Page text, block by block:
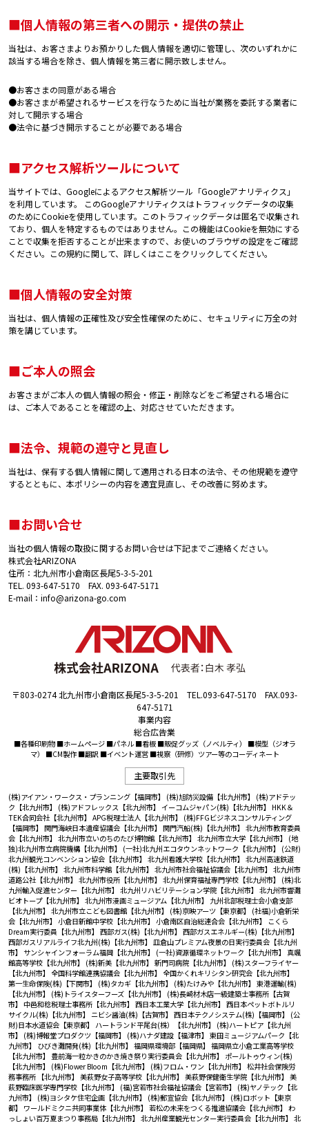
■個人情報の第三者への開示・提供の禁止
当社は、お客さまよりお預かりした個人情報を適切に管理し、次のいずれかに
該当する場合を除き、個人情報を第三者に開示致しません。
●お客さまの同意がある場合
●お客さまが希望されるサービスを行なうために当社が業務を委託する業者に
対して開示する場合
●法令に基づき開示することが必要である場合
■アクセス解析ツールについて
当サイトでは、Googleによるアクセス解析ツール「Googleアナリティクス」
を利用しています。 このGoogleアナリティクスはトラフィックデータの収集
のためにCookieを使用しています。このトラフィックデータは匿名で収集され
ており、個人を特定するものではありません。この機能はCookieを無効にする
ことで収集を拒否することが出来ますので、お使いのブラウザの設定をご確認
ください。この規約に関して、詳しくはここをクリックしてください。
■個人情報の安全対策
当社は、個人情報の正確性及び安全性確保のために、セキュリティに万全の対
策を講じています。
■ご本人の照会
お客さまがご本人の個人情報の照会・修正・削除などをご希望される場合に
は、ご本人であることを確認の上、対応させていただきます。
■法令、規範の遵守と見直し
当社は、保有する個人情報に関して適用される日本の法令、その他規範を遵守
するとともに、本ポリシーの内容を適宜見直し、その改善に努めます。
■お問い合せ
当社の個人情報の取扱に関するお問い合せは下記までご連絡ください。
株式会社ARIZONA
住所：北九州市小倉南区長尾5-3-5-201
TEL. 093-647-5170 FAX. 093-647-5171
E-mail：info@arizona-go.com
〒803-0274 北九州市小倉南区長尾5-3-5-201 TEL.093-647-5170 FAX.093-
647-5171
事業内容
総合広告業
■各種印刷物 ■ホームページ ■パネル ■看板 ■販促グッズ（ノベルティ） ■模型（ジオラ
マ） ■CM製作 ■翻訳 ■イベント運営 ■視察（研修）ツアー等のコーディネート
主要取引先
(株)アイアン・ワークス・プランニング【福岡市】 (株)旭防災設備【北九州市】 (株)アドテッ
ク【北九州市】 (株)アドフレックス【北九州市】 イーコムジャパン(株)【北九州市】 HKK＆
TEK合同会社【北九州市】 APG税理士法人【北九州市】 (株)FFGビジネスコンサルティング
【福岡市】 関門海峡日本遺産協議会【北九州市】 関門汽船(株)【北九州市】 北九州市教育委員
会【北九州市】 北九州市立いのちのたび博物館【北九州市】 北九州市立大学【北九州市】 (地
独)北九州市立病院機構【北九州市】 (一社)北九州エコタウンネットワーク【北九州市】 (公財)
北九州観光コンベンション協会【北九州市】 北九州看護大学校【北九州市】 北九州高速鉄道
(株)【北九州市】 北九州市科学館【北九州市】 北九州市社会福祉協議会【北九州市】 北九州市
道路公社【北九州市】 北九州市役所【北九州市】 北九州保育福祉専門学校【北九州市】 (株)北
九州輸入促進センター【北九州市】 北九州リハビリテーション学院【北九州市】 北九州市響灘
ビオトープ【北九州市】 北九州市漫画ミュージアム【北九州市】 九州北部税理士会小倉支部
【北九州市】 北九州市立こども図書館【北九州市】 (株)京映アーツ【東京都】 (社福)小倉新栄
会【北九州市】 小倉日新館中学校【北九州市】 小倉南区自治総連合会【北九州市】
こくら
Dream実行委員【北九州市】 西部ガス(株)【北九州市】 西部ガスエネルギー(株)【北九州市】
西部ガスリアルライフ北九州(株)【北九州市】 皿倉山プレミアム夜景の日実行委員会【北九州
市】 サンシャインフォーラム福岡【北九州市】 (一社)資源循環ネットワーク【北九州市】 真颯
館高等学校【北九州市】 (株)新美【北九州市】 新門司病院【北九州市】 (株)スターフライヤー
【北九州市】 全国科学館連携協議会【北九州市】 全国かくれキリシタン研究会【北九州市】
第一生命保険(株)【下関市】 (株)タカギ【北九州市】 (株)たけみや【北九州市】 東港運輸(株)
【北九州市】 (株)トライスターフーズ【北九州市】 (株)長崎材木店一級建築士事務所【古賀
市】 中邑和稔税理士事務所【北九州市】 西日本工業大学【北九州市】 西日本ペットボトルリ
サイクル(株)【北九州市】 ニビシ醤油(株)【古賀市】 西日本テクノシステム(株)【福岡市】 (公
財)日本水道協会【東京都】 ハートランド平尾台(株）【北九州市】 (株)ハートピア【北九州
市】 (株)博報堂プロダクツ【福岡市】 (株)ハナダ建設【福津市】 東田ミュージアムパーク【北
九州市】 ひびき灘開発(株)【北九州市】 福岡県環境部【福岡県】 福岡県立小倉工業高等学校
【北九州市】 豊前海一粒かきのかき焼き祭り実行委員会【北九州市】 ポールトゥウィン(株)
【北九州市】 (株)Flower Bloom【北九州市】 (株)フロム・ワン【北九州市】 松井社会保険労
務事務所 【北九州市】 美萩野女子高等学校【北九州市】 美萩野保健衛生学院【北九州市】 美
萩野臨床医学専門学校【北九州市】 (福)宮若市社会福祉協議会【宮若市】 (株)ヤノテック【北
九州市】 (株)ヨシタケ住宅企画【北九州市】 (株)郵宣協会【北九州市】 (株)ロボット【東京
都】 ワールドミクニ共同事業体【北九州市】 若松の未来をつくる推進協議会【北九州市】 わ
っしょい百万夏まつり事務局【北九州市】 北九州産業観光センター実行委員会【北九州市】 北